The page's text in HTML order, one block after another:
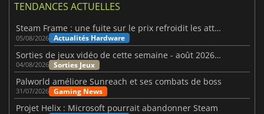
TENDANCES ACTUELLES
Steam Frame : une fuite sur le prix refroidit les attentes VR
05/08/2026 Actualités Hardware
Sorties de jeux vidéo de cette semaine - août 2026 (semaine 32)
04/08/2026 Sorties Jeux
Palworld améliore Sunreach et ses combats de boss
31/07/2026 Gaming News
Projet Helix : Microsoft pourrait abandonner Steam